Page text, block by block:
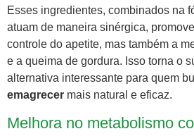
Esses ingredientes, combinados na
atuam de maneira sinérgica,
controle do apetite, mas também a
e a queima de gordura. Isso torna o
alternativa interessante para quem
emagrecer mais natural e eficaz.
Melhora no metabolismo